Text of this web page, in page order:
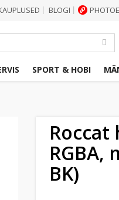
BLOGI
SPORT & HOBI
Roccat
RGBA,
BK)